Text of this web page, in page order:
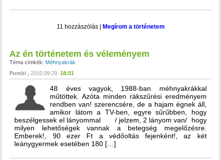
11 hozzászólás| Megírom a történetem
Az én történetem és véleményem
Téma címkék: Méhnyakrák
Pumbi
2010.09.29. 18:01
48 éves vagyok, 1988-ban méhnyakrákkal
műtöttek. Azóta minden rákszűrési eredményem
rendben van! szerencsére, de a hajam égnek áll,
amikor látom a TV-ben, egyre sűrűbben, hogy
beszélgessek el lányommal / jelzem, 2 lányom van/ hogy
milyen lehetőségek vannak a betegség megelőzésre.
Emberek!, 90 ezer Ft a védőoltás fejenként!, az két
leánygyermek esetében 180 […]